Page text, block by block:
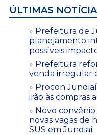
ÚLTIMAS
Prefeitura de
planejamento
possíveis
Prefeitura
venda irregular
Procon
irão às compras
Novo
novas vagas de
SUS em Jundiaí